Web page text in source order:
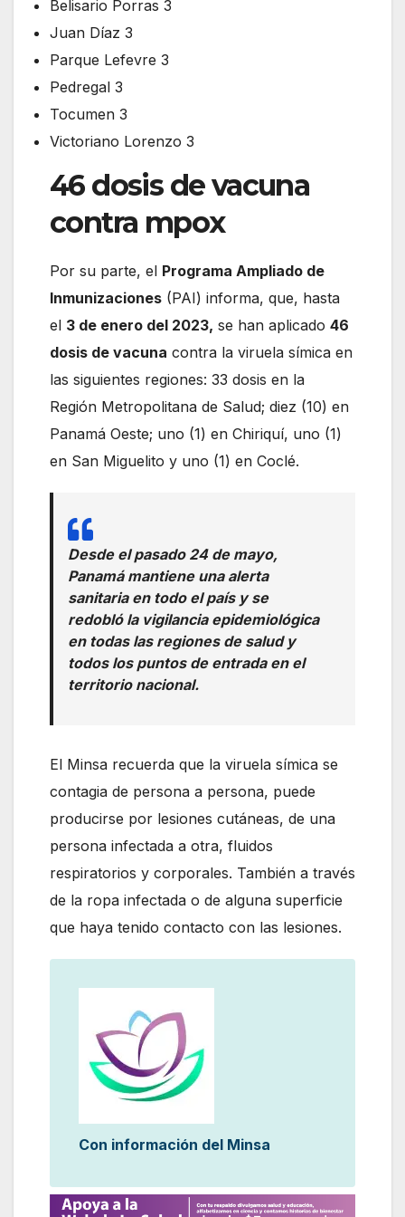
Belisario Porras 3
Juan Díaz 3
Parque Lefevre 3
Pedregal 3
Tocumen 3
Victoriano Lorenzo 3
46 dosis de vacuna
contra mpox
Por su parte, el Programa Ampliado de
Inmunizaciones (PAI) informa, que, hasta
el 3 de enero del 2023, se han aplicado 46
dosis de vacuna contra la viruela símica en
las siguientes regiones: 33 dosis en la
Región Metropolitana de Salud; diez (10) en
Panamá Oeste; uno (1) en Chiriquí, uno (1)
en San Miguelito y uno (1) en Coclé.
Desde el pasado 24 de mayo,
Panamá mantiene una alerta
sanitaria en todo el país y se
redobló la vigilancia epidemiológica
en todas las regiones de salud y
todos los puntos de entrada en el
territorio nacional.
El Minsa recuerda que la viruela símica se
contagia de persona a persona, puede
producirse por lesiones cutáneas, de una
persona infectada a otra, fluidos
respiratorios y corporales. También a través
de la ropa infectada o de alguna superficie
que haya tenido contacto con las lesiones.
Con información del Minsa